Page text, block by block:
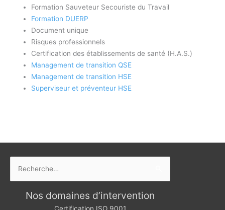
Formation Sauveteur Secouriste du Travail
Formation DUERP
Document unique
Risques professionnels
Certification des établissements de santé (H.A.S.)
Management de transition QSE
Management de transition HSE
Superviseur et préventeur HSE
Nos domaines d’intervention
Certification ISO 9001